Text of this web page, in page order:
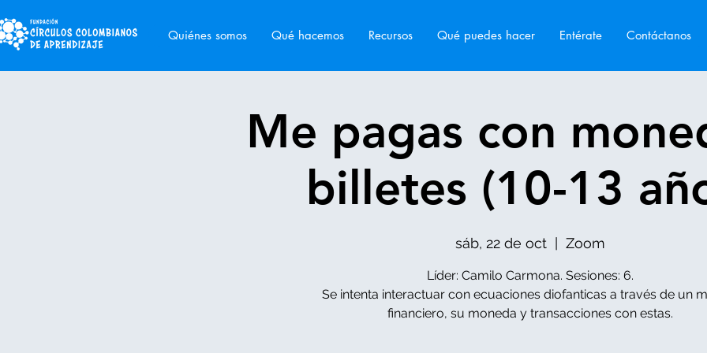
Quiénes somos Qué hacemos Recursos Qué puedes hacer Entérate Contáctanos
Me pagas con
billetes (10-13
sáb, 22 de oct Zoom
Líder: Camilo Carmona. Sesiones: 6.
Se intenta interactuar con ecuaciones diofanticas a través de un
financiero, su moneda y transacciones con estas.